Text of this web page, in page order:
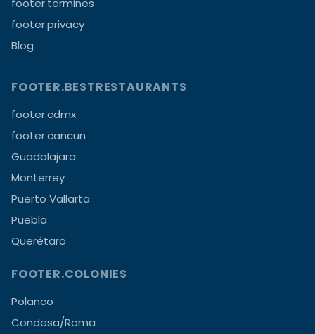
footer.termines
footer.privacy
Blog
FOOTER.BESTRESTAURANTS
footer.cdmx
footer.cancun
Guadalajara
Monterrey
Puerto Vallarta
Puebla
Querétaro
FOOTER.COLONIES
Polanco
Condesa/Roma